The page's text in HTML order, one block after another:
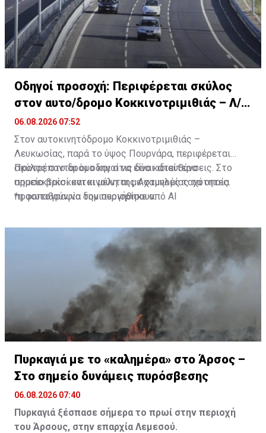
Οδηγοί προσοχή: Περιφέρεται σκύλος
στον αυτο/δρομο Κοκκινοτριμιθιάς – Λ/
σίας
06.08.2026 07:52
Στον αυτοκινητόδρομο Κοκκινοτριμιθιάς –
Λευκωσίας, παρά το ύψος Πουρνάρα, περιφέρεται
σκύλος στο δρόμο και στις δύο κατευθύνσεις. Στο
σημείο βρίσκονται μέλη της Αστυνομίας τα οποία
προσπαθούν να τον περιορίσουν.
Προτρέπονται οι οδηγοί να είναι ιδιαίτερα
προσεκτικοί και κινούνται με χαμηλές ταχύτητες.
*η φωτογραφία δημιουργήθηκε από ΑΙ
Πυρκαγιά με το «καλημέρα» στο Άρσος –
Στο σημείο δυνάμεις πυρόσβεσης
06.08.2026 07:40
Πυρκαγιά ξέσπασε σήμερα το πρωί στην περιοχή
του Άρσους, στην επαρχία Λεμεσού.